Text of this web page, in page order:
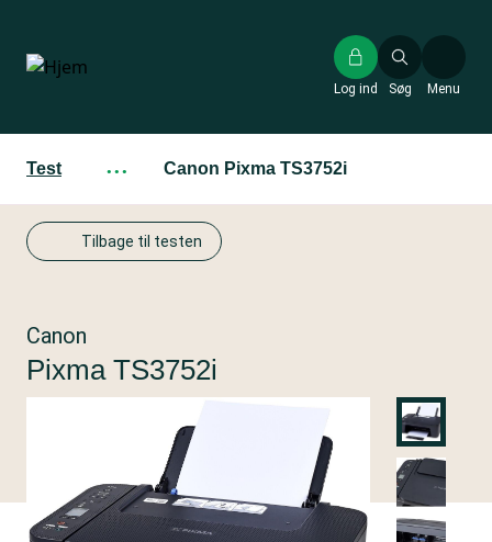
hovedindhold
Søg
Log ind Menu
Test ··· Canon Pixma TS3752i
Tilbage til testen
Canon
Pixma TS3752i